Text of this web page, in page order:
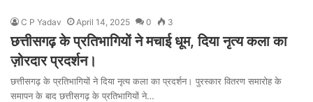
C P Yadav April 14, 2025 0 3
छत्तीसगढ़ के प्रतिभागियों ने मचाई धूम, दिया नृत्य कला का
ज़ोरदार प्रदर्शन।
छत्तीसगढ़ के प्रतिभागियों ने दिया नृत्य कला का प्रदर्शन। पुरस्कार वितरण समारोह के
समापन के बाद छत्तीसगढ़ के प्रतिभागियों ने…